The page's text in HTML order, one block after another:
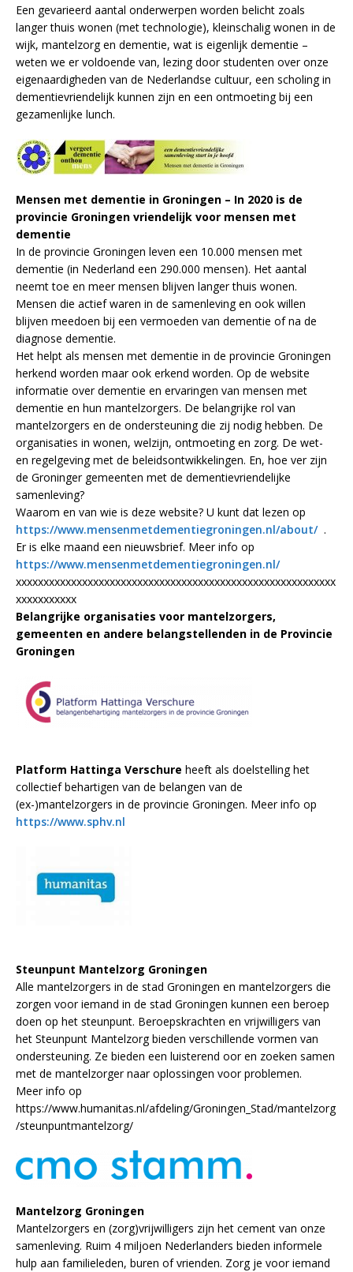
Een gevarieerd aantal onderwerpen worden belicht zoals
langer thuis wonen (met technologie), kleinschalig wonen in de
wijk, mantelzorg en dementie, wat is eigenlijk dementie –
weten we er voldoende van, lezing door studenten over onze
eigenaardigheden van de Nederlandse cultuur, een scholing in
dementievriendelijk kunnen zijn en een ontmoeting bij een
gezamenlijke lunch.
Mensen met dementie in Groningen – In 2020 is de
provincie Groningen vriendelijk voor mensen met
dementie
In de provincie Groningen leven een 10.000 mensen met
dementie (in Nederland een 290.000 mensen). Het aantal
neemt toe en meer mensen blijven langer thuis wonen.
Mensen die actief waren in de samenleving en ook willen
blijven meedoen bij een vermoeden van dementie of na de
diagnose dementie.
Het helpt als mensen met dementie in de provincie Groningen
herkend worden maar ook erkend worden. Op de website
informatie over dementie en ervaringen van mensen met
dementie en hun mantelzorgers. De belangrijke rol van
mantelzorgers en de ondersteuning die zij nodig hebben. De
organisaties in wonen, welzijn, ontmoeting en zorg. De wet-
en regelgeving met de beleidsontwikkelingen. En, hoe ver zijn
de Groninger gemeenten met de dementievriendelijke
samenleving?
Waarom en van wie is deze website? U kunt dat lezen op
https://www.mensenmetdementiegroningen.nl/about/.
Er is elke maand een nieuwsbrief. Meer info op
https://www.mensenmetdementiegroningen.nl/
xxxxxxxxxxxxxxxxxxxxxxxxxxxxxxxxxxxxxxxxxxxxxxxxxxxxxxxxxx
xxxxxxxxxxx
Belangrijke organisaties voor mantelzorgers,
gemeenten en andere belangstellenden in de Provincie
Groningen
Platform Hattinga Verschure heeft als doelstelling het
collectief behartigen van de belangen van de
(ex-)mantelzorgers in de provincie Groningen. Meer info op
https://www.sphv.nl
Steunpunt Mantelzorg Groningen
Alle mantelzorgers in de stad Groningen en mantelzorgers die
zorgen voor iemand in de stad Groningen kunnen een beroep
doen op het steunpunt. Beroepskrachten en vrijwilligers van
het Steunpunt Mantelzorg bieden verschillende vormen van
ondersteuning. Ze bieden een luisterend oor en zoeken samen
met de mantelzorger naar oplossingen voor problemen.
Meer info op
https://www.humanitas.nl/afdeling/Groningen_Stad/mantelzorg
/steunpuntmantelzorg/
Mantelzorg Groningen
Mantelzorgers en (zorg)vrijwilligers zijn het cement van onze
samenleving. Ruim 4 miljoen Nederlanders bieden informele
hulp aan familieleden, buren of vrienden. Zorg je voor iemand